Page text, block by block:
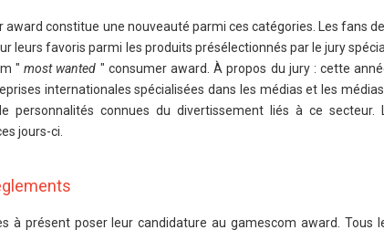
award constitue une nouveauté parmi ces catégories. Les fans
leurs favoris parmi les produits présélectionnés par le jury
" most wanted " consumer award. À propos du jury : cette
internationales spécialisées dans les médias et les
personnalités connues du divertissement liés à ce secteur.
jours-ci.
à présent poser leur candidature au gamescom award. Tous